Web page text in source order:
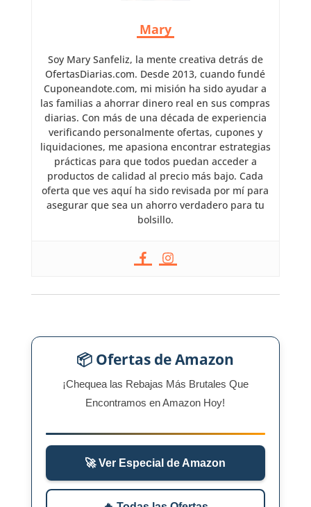
Mary
Soy Mary Sanfeliz, la mente creativa detrás de
OfertasDiarias.com. Desde 2013, cuando fundé
Cuponeandote.com, mi misión ha sido ayudar a
las familias a ahorrar dinero real en sus compras
diarias. Con más de una década de experiencia
verificando personalmente ofertas, cupones y
liquidaciones, me apasiona encontrar estrategias
prácticas para que todos puedan acceder a
productos de calidad al precio más bajo. Cada
oferta que ves aquí ha sido revisada por mí para
asegurar que sea un ahorro verdadero para tu
bolsillo.
📦 Ofertas de Amazon
¡Chequea las Rebajas Más Brutales Que
Encontramos en Amazon Hoy!
🚀 Ver Especial de Amazon